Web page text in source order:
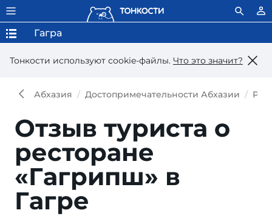
Тонкости используют сookie-файлы. Что это значит?
Гагра
Абхазия Достопримечательности Абхазии
Отзыв туриста о
ресторане
«Гагрипш» в
Гагре